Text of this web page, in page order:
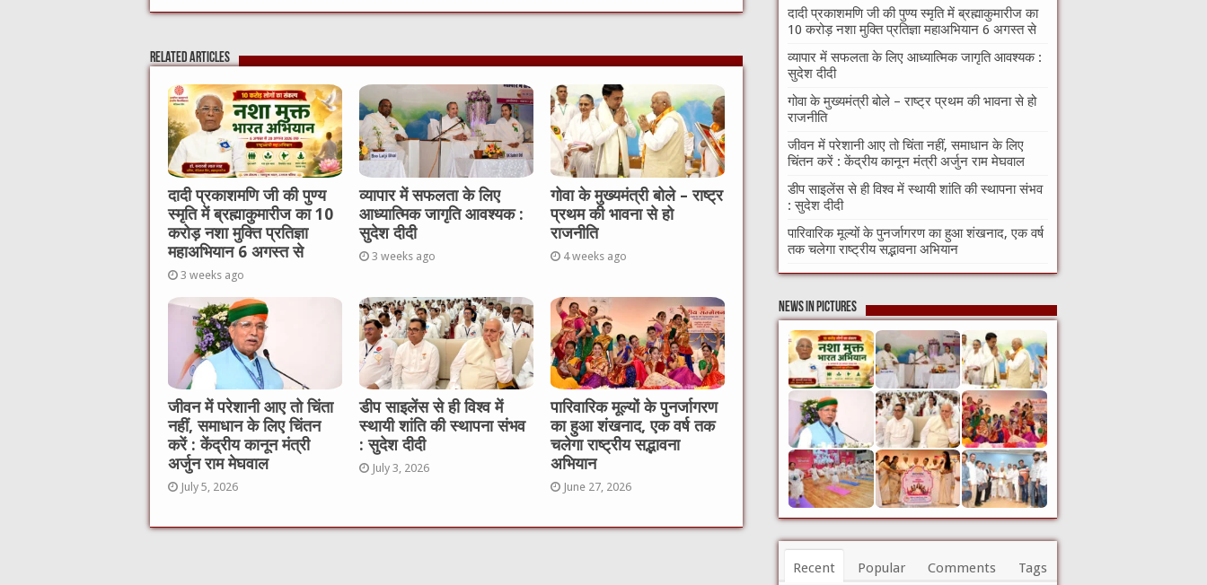
c
e
b
o
o
k
it
te
r
ai
l
ss
e
n
g
er
at
s
A
p
p
e
gr
a
m
Related Articles
दादी प्रकाशमणि जी की पुण्य
स्मृति में ब्रह्माकुमारीज का 10
करोड़ नशा मुक्ति प्रतिज्ञा
महाअभियान 6 अगस्त से
3 weeks ago
व्यापार में सफलता के लिए
आध्यात्मिक जागृति आवश्यक :
सुदेश दीदी
3 weeks ago
गोवा के मुख्यमंत्री बोले – राष्ट्र
प्रथम की भावना से हो
राजनीति
4 weeks ago
जीवन में परेशानी आए तो चिंता
नहीं, समाधान के लिए चिंतन
करें : केंद्रीय कानून मंत्री
अर्जुन राम मेघवाल
July 5, 2026
डीप साइलेंस से ही विश्व में
स्थायी शांति की स्थापना संभव
: सुदेश दीदी
July 3, 2026
पारिवारिक मूल्यों के पुनर्जागरण
का हुआ शंखनाद, एक वर्ष तक
चलेगा राष्ट्रीय सद्भावना
अभियान
June 27, 2026
दादी प्रकाशमणि जी की पुण्य स्मृति में ब्रह्माकुमारीज का
10 करोड़ नशा मुक्ति प्रतिज्ञा महाअभियान 6 अगस्त से
व्यापार में सफलता के लिए आध्यात्मिक जागृति आवश्यक :
सुदेश दीदी
गोवा के मुख्यमंत्री बोले – राष्ट्र प्रथम की भावना से हो
राजनीति
जीवन में परेशानी आए तो चिंता नहीं, समाधान के लिए
चिंतन करें : केंद्रीय कानून मंत्री अर्जुन राम मेघवाल
डीप साइलेंस से ही विश्व में स्थायी शांति की स्थापना संभव
: सुदेश दीदी
पारिवारिक मूल्यों के पुनर्जागरण का हुआ शंखनाद, एक वर्ष
तक चलेगा राष्ट्रीय सद्भावना अभियान
News in Pictures
Recent Popular Comments Tags